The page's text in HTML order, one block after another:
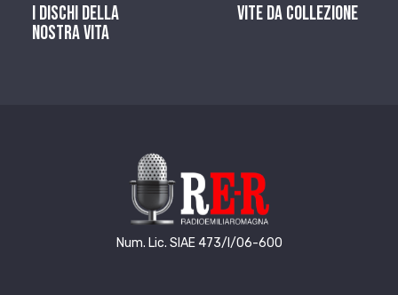
I dischi della
nostra vita
Vite da Collezione
Num. Lic. SIAE 473/I/06-600